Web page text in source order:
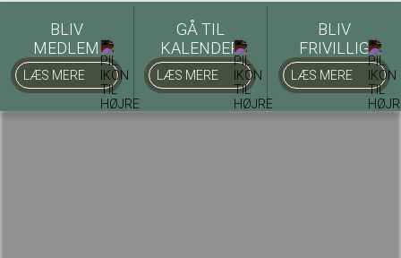
BLIV
MEDLEM
LÆS MERE
GÅ TIL
KALENDER
LÆS MERE
BLIV
FRIVILLIG
LÆS MERE